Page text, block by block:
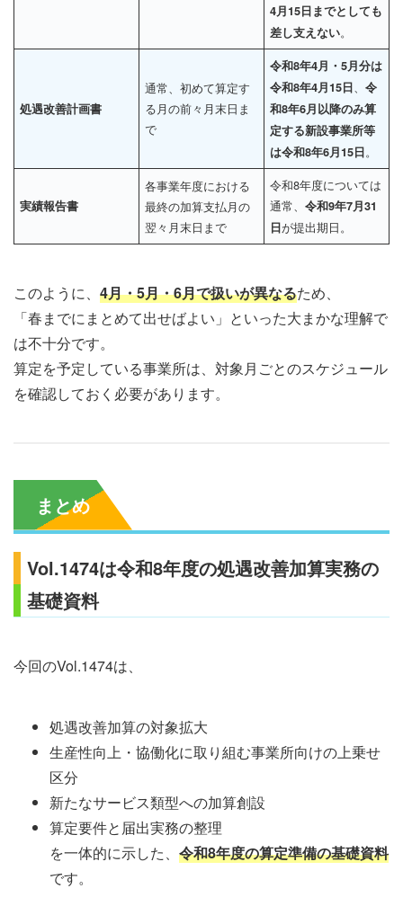
4月15日までとしても
差し支えない。
処遇改善計画書
通常、初めて算定す
る月の前々月末日ま
で
令和8年4月・5月分は
令和8年4月15日
、令
和8年6月以降のみ算
定する新設事業所等
は令和8年6月15日。
実績報告書
各事業年度における
最終の加算支払月の
翌々月末日まで
令和8年度については
通常、令和9年7月31
日が提出期日。
このように、 4月・5月・6月で扱いが異なるため、
「春までにまとめて出せばよい」といった大まかな理解で
は不十分です。
算定を予定している事業所は、対象月ごとのスケジュール
を確認しておく必要があります。
まとめ
Vol.1474は令和8年度の処遇改善加算実務の
基礎資料
今回のVol.1474は、
処遇改善加算の対象拡大
生産性向上・協働化に取り組む事業所向けの上乗せ
区分
新たなサービス類型への加算創設
算定要件と届出実務の整理
を一体的に示した、 令和8年度の算定準備の基礎資料
です。